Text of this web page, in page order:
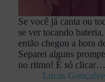
Se você já canta ou
se ver tocando
então chegou a hora
Separei alguns
no ritmo! É só clicar…
Lucas